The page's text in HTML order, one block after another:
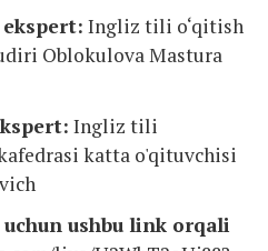
Ingliz tili o‘qitish
Oblokulova Mastura
Ingliz tili
katta o'qituvchisi
ushbu link orqali